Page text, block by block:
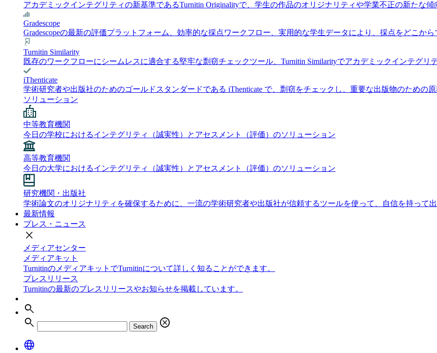
アカデミックインテグリティの新基準であるTurnitin Originalityで、学生の作品のオリジナリティや学業不正の新たな傾
Gradescope
Gradescopeの最新の評価プラットフォーム、効率的な採点ワークフロー、実用的な学生データにより、採点をどこか
Turnitin Similarity
既存のワークフローにシームレスに適合する堅牢な剽窃チェックツール、Turnitin Similarityでアカデミックインテグリ
iThenticate
学術研究者や出版社のためのゴールドスタンダードである iThenticate で、剽窃をチェックし、重要な出版物のための原
ソリューション
中等教育機関
今日の学校におけるインテグリティ（誠実性）とアセスメント（評価）のソリューション
高等教育機関
今日の大学におけるインテグリティ（誠実性）とアセスメント（評価）のソリューション
研究機関・出版社
学術論文のオリジナリティを確保するために、一流の学術研究者や出版社が信頼するツールを使って、自信を持って
最新情報
プレス・ニュース
close
メディアセンター
メディアキット
TurnitinのメディアキットでTurnitinについて詳しく知ることができます。
プレスリリース
Turnitinの最新のプレスリリースやお知らせを掲載しています。
search
search
Search
cancel
language